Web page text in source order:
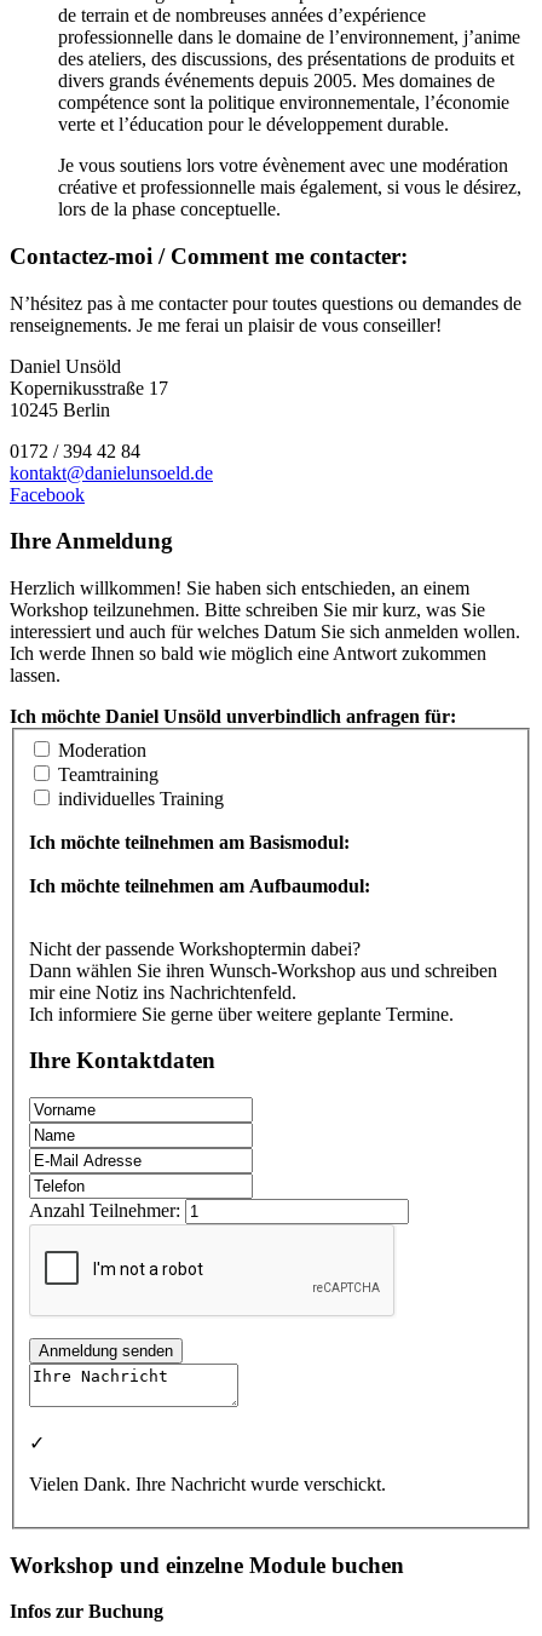
de terrain et de nombreuses années d’expérience
professionnelle dans le domaine de l’environnement, j’anime
des ateliers, des discussions, des présentations de produits et
divers grands événements depuis 2005. Mes domaines de
compétence sont la politique environnementale, l’économie
verte et l’éducation pour le développement durable.
Je vous soutiens lors votre évènement avec une modération
créative et professionnelle mais également, si vous le désirez,
lors de la phase conceptuelle.
Contactez-moi / Comment me contacter:
N’hésitez pas à me contacter pour toutes questions ou demandes de
renseignements. Je me ferai un plaisir de vous conseiller!
Daniel Unsöld
Kopernikusstraße 17
10245 Berlin
0172 / 394 42 84
kontakt@danielunsoeld.de
Facebook
Ihre Anmeldung
Herzlich willkommen! Sie haben sich entschieden, an einem
Workshop teilzunehmen. Bitte schreiben Sie mir kurz, was Sie
interessiert und auch für welches Datum Sie sich anmelden wollen.
Ich werde Ihnen so bald wie möglich eine Antwort zukommen
lassen.
Ich möchte Daniel Unsöld unverbindlich anfragen für:
Moderation
Teamtraining
individuelles Training
Ich möchte teilnehmen am Basismodul:
Ich möchte teilnehmen am Aufbaumodul:
Nicht der passende Workshoptermin dabei?
Dann wählen Sie ihren Wunsch-Workshop aus und schreiben
mir eine Notiz ins Nachrichtenfeld.
Ich informiere Sie gerne über weitere geplante Termine.
Ihre Kontaktdaten
Anzahl Teilnehmer:
Anmeldung senden
✓
Vielen Dank. Ihre Nachricht wurde verschickt.
Workshop und einzelne Module buchen
Infos zur Buchung